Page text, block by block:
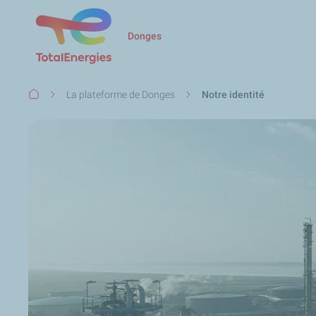
Donges
Fil
La plateforme de Donges Notre identité